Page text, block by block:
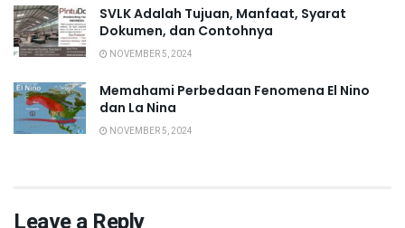
SVLK Adalah Tujuan, Manfaat, Syarat
Dokumen, dan Contohnya
NOVEMBER 5, 2024
Memahami Perbedaan Fenomena El Nino
dan La Nina
NOVEMBER 5, 2024